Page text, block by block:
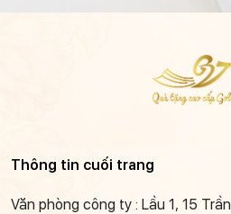
Thông tin cuối trang
Văn phòng công ty : Lầu 1, 15